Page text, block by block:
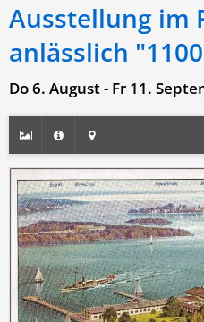
Ausstellung im
anlässlich
Do 6. August - Fr 11.